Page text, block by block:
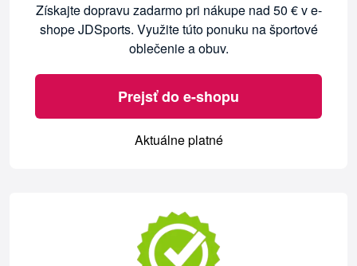
Získajte dopravu zadarmo pri nákupe nad 50 € v e-
shope JDSports. Využite túto ponuku na športové
oblečenie a obuv.
Prejsť do e-shopu
Aktuálne platné